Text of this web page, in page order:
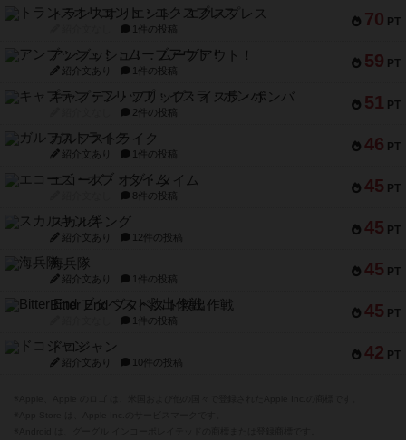
70 PT
トランスオリエント・エクスプレス
1件の投稿
59 PT
アンブッシュ！：ムーブアウト！
紹介文あり 1件の投稿
51 PT
キャプテン・フリップ：イスラ・ボンバ
2件の投稿
46 PT
ガルフストライク
紹介文あり 1件の投稿
45 PT
エコーズ・オブ・タイム
8件の投稿
45 PT
スカルキング
紹介文あり 12件の投稿
45 PT
海兵隊
紹介文あり 1件の投稿
45 PT
Bitter End ブタペスト救出作戦
1件の投稿
42 PT
ドコジャン
紹介文あり 10件の投稿